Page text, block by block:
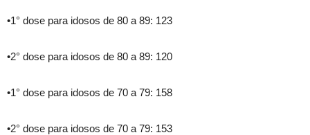
•1° dose para idosos de 80 a 89: 123
•2° dose para idosos de 80 a 89: 120
•1° dose para idosos de 70 a 79: 158
•2° dose para idosos de 70 a 79: 153